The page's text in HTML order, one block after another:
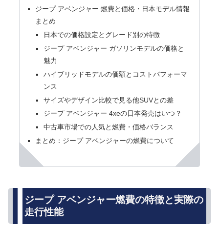
ジープ アベンジャー 燃費と価格・日本モデル情報
まとめ
日本での価格設定とグレード別の特徴
ジープ アベンジャー ガソリンモデルの価格と
魅力
ハイブリッドモデルの価額とコストパフォーマ
ンス
サイズやデザイン比較で見る他SUVとの差
ジープ アベンジャー 4xeの日本発売はいつ？
中古車市場での人気と燃費・価格バランス
まとめ：ジープ アベンジャーの燃費について
ジープ アベンジャー燃費の特徴と実際の
走行性能